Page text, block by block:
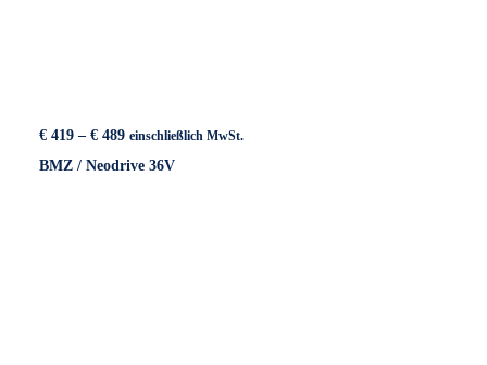
€ 419 – € 489Preisspanne:
bis
einschließlich MwSt.
BMZ / Neodrive 36V